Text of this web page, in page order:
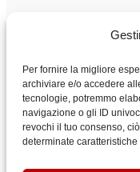
Per fornire la migliore
archiviare e/o accedere
tecnologie, potremmo
navigazione o gli ID
revochi il tuo consenso,
determinate